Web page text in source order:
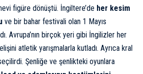
figüre dönüştü. İngiltere’de her kesim
ve bir bahar festivali olan 1 Mayıs
Avrupa’nın birçok yeri gibi İngilizler her
atletik yarışmalarla kutladı. Ayrıca kral
Şenliğe ve şenlikteki oyunlara